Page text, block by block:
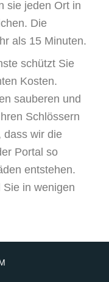
sie jeden Ort in
Die
als 15 Minuten.
schützt Sie
Kosten.
sauberen und
Schlössern
dass wir die
Portal so
entstehen.
in wenigen